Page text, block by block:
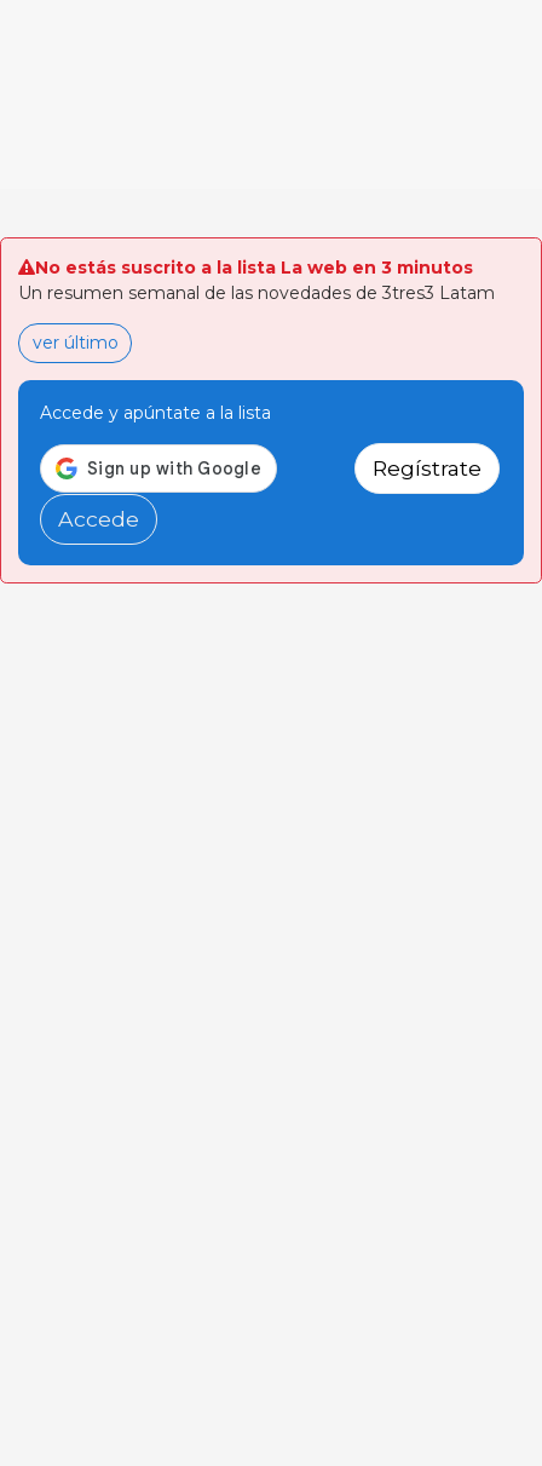
No estás suscrito a la lista La web en 3 minutos
Un resumen semanal de las novedades de 3tres3 Latam
ver último
Accede y apúntate a la lista
Regístrate
Accede